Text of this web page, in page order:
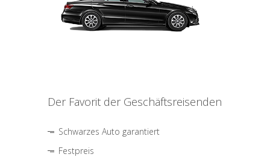
Der Favorit der Geschäftsreisenden
Schwarzes Auto garantiert
Festpreis